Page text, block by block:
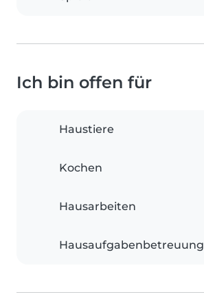
Ich bin offen für
Haustiere
Kochen
Hausarbeiten
Hausaufgabenbetreuung